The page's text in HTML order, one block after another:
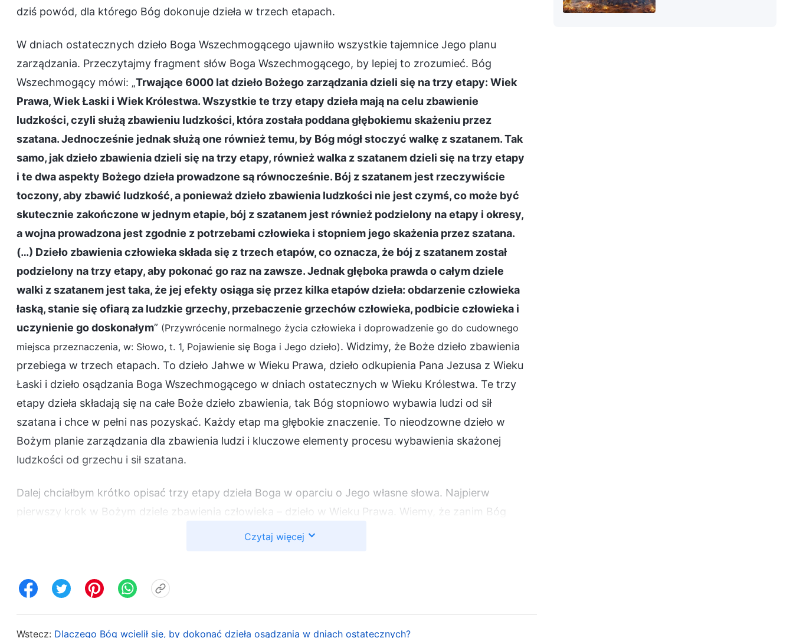
dziś powód, dla którego Bóg dokonuje dzieła w trzech etapach.
W dniach ostatecznych dzieło Boga Wszechmogącego ujawniło wszystkie tajemnice Jego planu
zarządzania. Przeczytajmy fragment słów Boga Wszechmogącego, by lepiej to zrozumieć. Bóg
Wszechmogący mówi: „Trwające 6000 lat dzieło Bożego zarządzania dzieli się na trzy etapy: Wiek
Prawa, Wiek Łaski i Wiek Królestwa. Wszystkie te trzy etapy dzieła mają na celu zbawienie
ludzkości, czyli służą zbawieniu ludzkości, która została poddana głębokiemu skażeniu przez
szatana. Jednocześnie jednak służą one również temu, by Bóg mógł stoczyć walkę z szatanem. Tak
samo, jak dzieło zbawienia dzieli się na trzy etapy, również walka z szatanem dzieli się na trzy etapy
i te dwa aspekty Bożego dzieła prowadzone są równocześnie. Bój z szatanem jest rzeczywiście
toczony, aby zbawić ludzkość, a ponieważ dzieło zbawienia ludzkości nie jest czymś, co może być
skutecznie zakończone w jednym etapie, bój z szatanem jest również podzielony na etapy i okresy,
a wojna prowadzona jest zgodnie z potrzebami człowieka i stopniem jego skażenia przez szatana.
(…) Dzieło zbawienia człowieka składa się z trzech etapów, co oznacza, że bój z szatanem został
podzielony na trzy etapy, aby pokonać go raz na zawsze. Jednak głęboka prawda o całym dziele
walki z szatanem jest taka, że jej efekty osiąga się przez kilka etapów dzieła: obdarzenie człowieka
łaską, stanie się ofiarą za ludzkie grzechy, przebaczenie grzechów człowieka, podbicie człowieka i
uczynienie go doskonałym” (Przywrócenie normalnego życia człowieka i doprowadzenie go do cudownego
miejsca przeznaczenia, w: Słowo, t. 1, Pojawienie się Boga i Jego dzieło). Widzimy, że Boże dzieło zbawienia
przebiega w trzech etapach. To dzieło Jahwe w Wieku Prawa, dzieło odkupienia Pana Jezusa z Wieku
Łaski i dzieło osądzania Boga Wszechmogącego w dniach ostatecznych w Wieku Królestwa. Te trzy
etapy dzieła składają się na całe Boże dzieło zbawienia, tak Bóg stopniowo wybawia ludzi od sił
szatana i chce w pełni nas pozyskać. Każdy etap ma głębokie znaczenie. To nieodzowne dzieło w
Bożym planie zarządzania dla zbawienia ludzi i kluczowe elementy procesu wybawienia skażonej
ludzkości od grzechu i sił szatana.
Dalej chciałbym krótko opisać trzy etapy dzieła Boga w oparciu o Jego własne słowa. Najpierw
pierwszy krok w Bożym dziele zbawienia człowieka – dzieło w Wieku Prawa. Wiemy, że zanim Bóg
dokonał dzieła w Wieku Prawa, ludzie byli zupełnie naiwni. Nie wiedzieli, jak czcić Boga ani jak żyć na
Przeczytajmy fragment słów Boga o tym. „
Czytaj więcej
Wstecz: Dlaczego Bóg wcielił się, by dokonać dzieła osądzania w dniach ostatecznych?